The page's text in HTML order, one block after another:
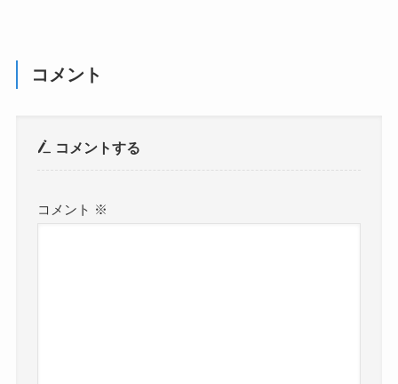
コメント
コメントする
コメント ※